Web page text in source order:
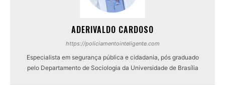
ADERIVALDO CARDOSO
https://policiamentointeligente.com
Especialista em segurança pública e cidadania, pós graduado
pelo Departamento de Sociologia da Universidade de Brasília